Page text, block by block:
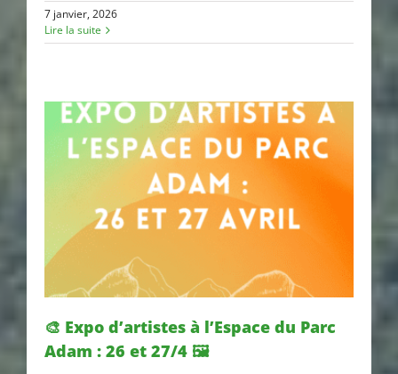
7 janvier, 2026
Lire la suite
🎨 Expo d’artistes à l’Espace du Parc
Adam : 26 et 27/4 🖼